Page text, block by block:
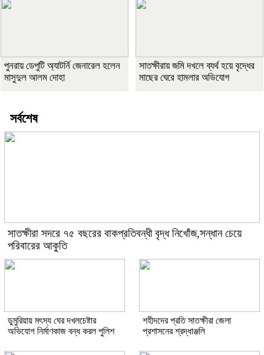
পুনরায় ডেপুটি অ্যাটর্নি জেনারেল হলেন
মাসুদুল আলম দোহা
সাতক্ষীরায় জমি দখলে ব্যর্থ হয়ে বৃদ্ধের
মাছের ঘেরে হামলার অভিযোগ
সর্বশেষ
সাতক্ষীরা সদরে ৭৫ বছরের বাকপ্রতিবন্ধী বৃদ্ধ নিখোঁজ,সন্ধান চেয়ে
পরিবারের আকুতি
ডুমুরিয়ায় মৎস্য ঘের দখলচেষ্টার
অভিযোগ নির্মাণকাজ বন্ধ করল পুলিশ
শহীদদের প্রতি সাতক্ষীরা জেলা
প্রশাসনের শ্রদ্ধাঞ্জলি